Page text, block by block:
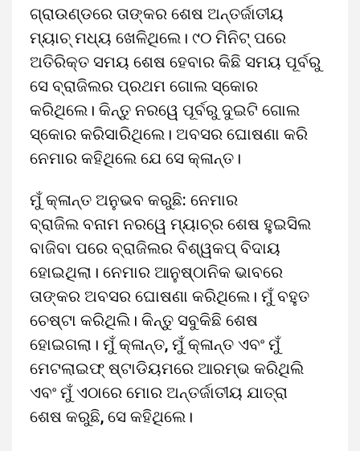
ଗ୍ରାଉଣ୍ଡରେ ତାଙ୍କର ଶେଷ ଅନ୍ତର୍ଜାତୀୟ
ମ୍ୟାଚ୍ ମଧ୍ୟ ଖେଳିଥିଲେ। ୯୦ ମିନିଟ୍ ପରେ
ଅତିରିକ୍ତ ସମୟ ଶେଷ ହେବାର କିଛି ସମୟ ପୂର୍ବରୁ
ସେ ବ୍ରାଜିଲର ପ୍ରଥମ ଗୋଲ ସ୍କୋର
କରିଥିଲେ। କିନ୍ତୁ ନରୱେ ପୂର୍ବରୁ ଦୁଇଟି ଗୋଲ
ସ୍କୋର କରିସାରିଥିଲେ। ଅବସର ଘୋଷଣା କରି
ନେମାର କହିଥିଲେ ଯେ ସେ କ୍ଳାନ୍ତ।
ମୁଁ କ୍ଳାନ୍ତ ଅନୁଭବ କରୁଛି: ନେମାର
ବ୍ରାଜିଲ ବନାମ ନରୱେ ମ୍ୟାଚ୍‌ର ଶେଷ ହୁଇସିଲ
ବାଜିବା ପରେ ବ୍ରାଜିଲର ବିଶ୍ୱକପ୍ ବିଦାୟ
ହୋଇଥିଲା। ନେମାର ଆନୁଷ୍ଠାନିକ ଭାବରେ
ତାଙ୍କର ଅବସର ଘୋଷଣା କରିଥିଲେ। ମୁଁ ବହୁତ
ଚେଷ୍ଟା କରିଥିଲି। କିନ୍ତୁ ସବୁକିଛି ଶେଷ
ହୋଇଗଲା। ମୁଁ କ୍ଳାନ୍ତ, ମୁଁ କ୍ଳାନ୍ତ ଏବଂ ମୁଁ
ମେଟଲାଇଫ୍ ଷ୍ଟାଡିୟମରେ ଆରମ୍ଭ କରିଥିଲି
ଏବଂ ମୁଁ ଏଠାରେ ମୋର ଅନ୍ତର୍ଜାତୀୟ ଯାତ୍ରା
ଶେଷ କରୁଛି, ସେ କହିଥିଲେ।